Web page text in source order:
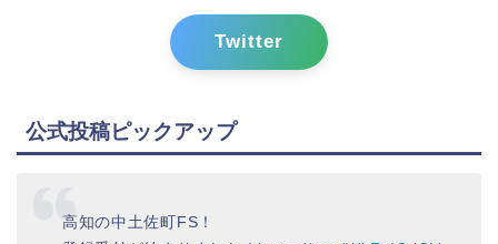
Twitter
公式投稿ピックアップ
高知の中土佐町FS！